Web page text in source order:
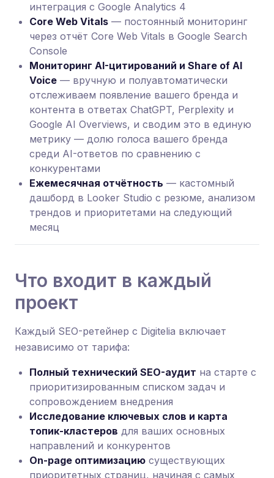
интеграция с Google Analytics 4
Core Web Vitals — постоянный мониторинг
через отчёт Core Web Vitals в Google Search
Console
Мониторинг AI-цитирований и Share of AI
Voice — вручную и полуавтоматически
отслеживаем появление вашего бренда и
контента в ответах ChatGPT, Perplexity и
Google AI Overviews, и сводим это в единую
метрику — долю голоса вашего бренда
среди AI-ответов по сравнению с
конкурентами
Ежемесячная отчётность — кастомный
дашборд в Looker Studio с резюме, анализом
трендов и приоритетами на следующий
месяц
Что входит в каждый
проект
Каждый SEO-ретейнер с Digitelia включает
независимо от тарифа:
Полный технический SEO-аудит на старте с
приоритизированным списком задач и
сопровождением внедрения
Исследование ключевых слов и карта
топик-кластеров для ваших основных
направлений и конкурентов
On-page оптимизацию существующих
приоритетных страниц, начиная с самых